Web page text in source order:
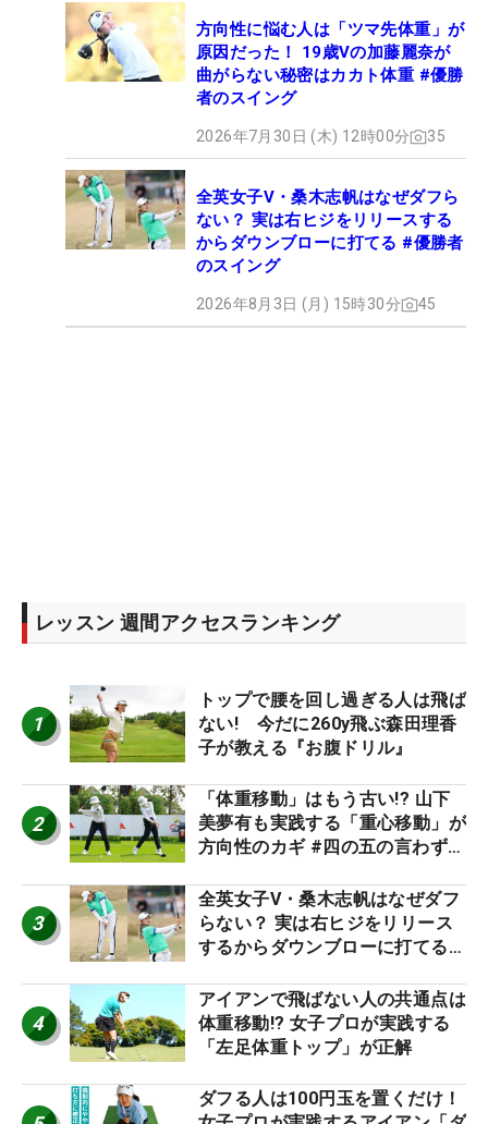
方向性に悩む人は「ツマ先体重」が
原因だった！ 19歳Vの加藤麗奈が
曲がらない秘密はカカト体重 #優勝
者のスイング
2026年7月30日 (木) 12時00分 35
全英女子V・桑木志帆はなぜダフら
ない？ 実は右ヒジをリリースする
からダウンブローに打てる #優勝者
のスイング
2026年8月3日 (月) 15時30分 45
レッスン 週間アクセスランキング
1
トップで腰を回し過ぎる人は飛ば
ない! 今だに260y飛ぶ森田理香
子が教える『お腹ドリル』
2
「体重移動」はもう古い!? 山下
美夢有も実践する「重心移動」が
方向性のカギ #四の五の言わず振
3
全英女子V・桑木志帆はなぜダフ
らない？ 実は右ヒジをリリース
するからダウンブローに打てる #
4
アイアンで飛ばない人の共通点は
体重移動!? 女子プロが実践する
「左足体重トップ」が正解
ダフる人は100円玉を置くだけ！